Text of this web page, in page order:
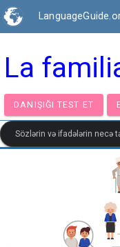
La
DANIŞIĞI TEST ET
Sözlərin və ifadələrin necə